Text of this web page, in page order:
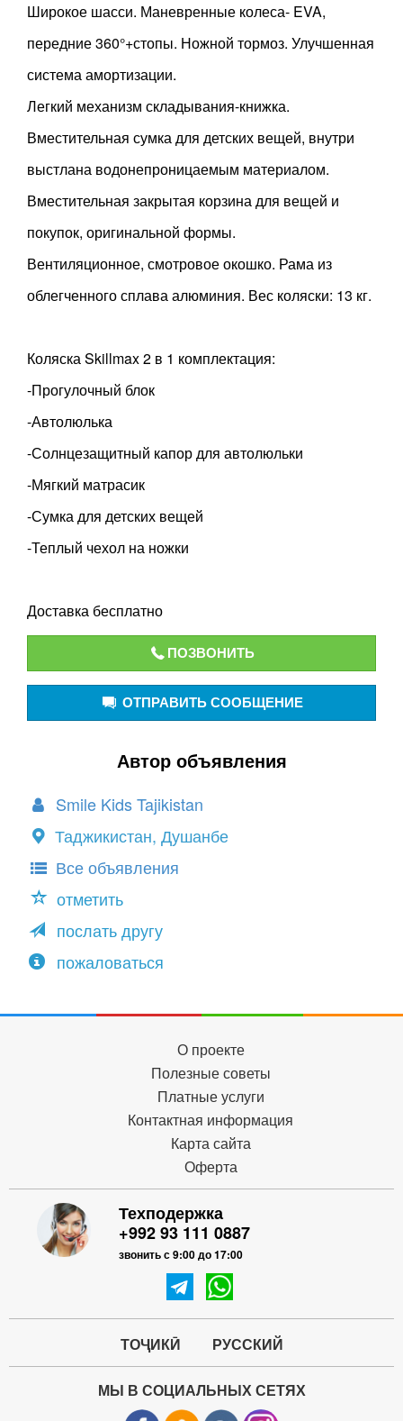
Широкое шасси. Маневренные колеса- EVA,
передние 360°+стопы. Ножной тормоз. Улучшенная
система амортизации.
Легкий механизм складывания-книжка.
Вместительная сумка для детских вещей, внутри
выстлана водонепроницаемым материалом.
Вместительная закрытая корзина для вещей и
покупок, оригинальной формы.
Вентиляционное, смотровое окошко. Рама из
облегченного сплава алюминия. Вес коляски: 13 кг.
Коляска Skillmax 2 в 1 комплектация:
-Прогулочный блок
-Автолюлька
-Солнцезащитный капор для автолюльки
-Мягкий матрасик
-Сумка для детских вещей
-Теплый чехол на ножки
Доставка бесплатно
ПОЗВОНИТЬ
ОТПРАВИТЬ СООБЩЕНИЕ
Автор объявления
Smile Kids Tajikistan
Таджикистан, Душанбе
Все объявления
отметить
послать другу
пожаловаться
О проекте
Полезные советы
Платные услуги
Контактная информация
Карта сайта
Оферта
Техподержка
+992 93 111 0887
звонить с 9:00 до 17:00
ТОҶИКӢ РУССКИЙ
МЫ В СОЦИАЛЬНЫХ СЕТЯХ